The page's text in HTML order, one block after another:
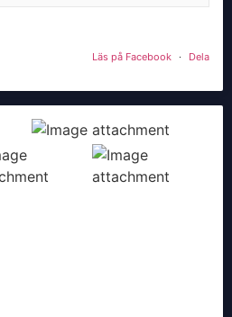
Läs på Facebook · Dela